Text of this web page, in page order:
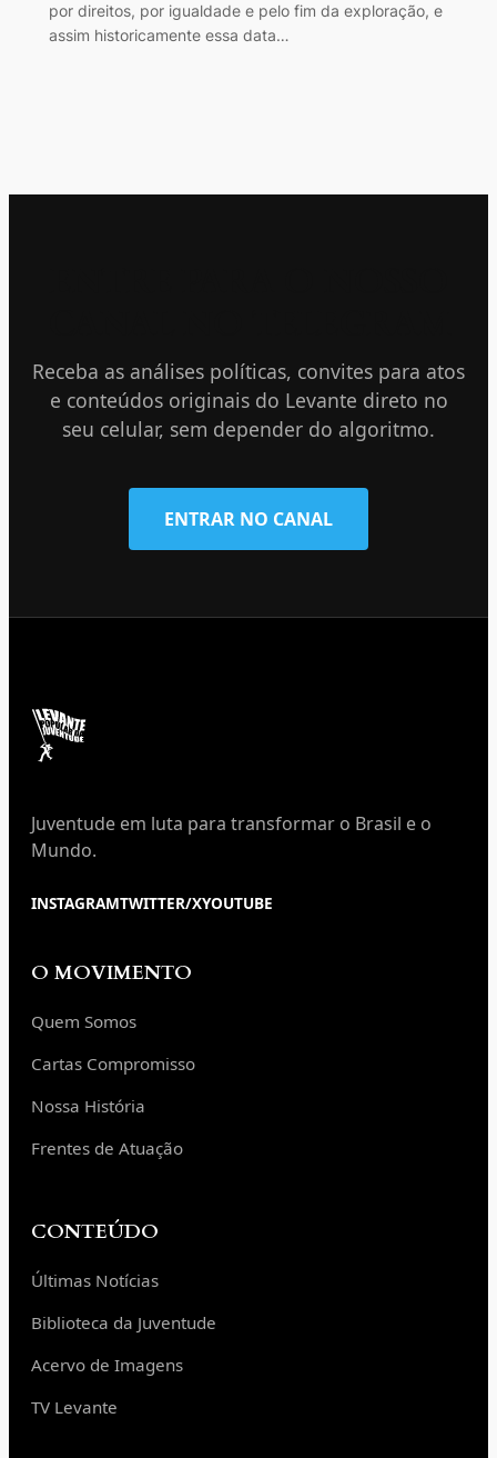
por direitos, por igualdade e pelo fim da exploração, e
assim historicamente essa data…
Receba as análises políticas, convites para atos
e conteúdos originais do Levante direto no
seu celular, sem depender do algoritmo.
ENTRAR NO CANAL
Juventude em luta para transformar o Brasil e o
Mundo.
INSTAGRAMTWITTER/XYOUTUBE
O MOVIMENTO
Quem Somos
Cartas Compromisso
Nossa História
Frentes de Atuação
CONTEÚDO
Últimas Notícias
Biblioteca da Juventude
Acervo de Imagens
TV Levante